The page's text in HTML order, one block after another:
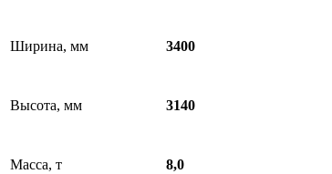
Ширина, мм 3400
Высота, мм 3140
Масса, т 8,0